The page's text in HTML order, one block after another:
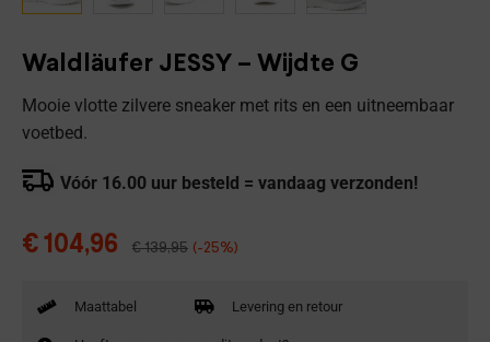
Waldläufer JESSY – Wijdte G
Mooie vlotte zilvere sneaker met rits en een uitneembaar
voetbed.
Vóór 16.00 uur besteld = vandaag verzonden!
€ 104,96 €139,95 (-25%)
Maattabel Levering en retour